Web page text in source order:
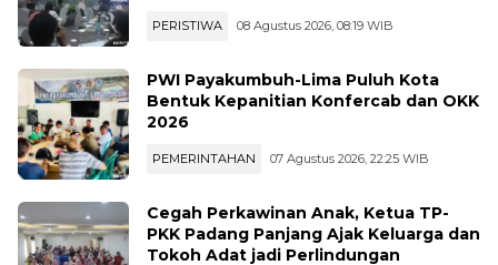
PERISTIWA 08 Agustus 2026, 08:19 WIB
PWI Payakumbuh-Lima Puluh Kota
Bentuk Kepanitian Konfercab dan OKK
2026
PEMERINTAHAN 07 Agustus 2026, 22:25 WIB
Cegah Perkawinan Anak, Ketua TP-
PKK Padang Panjang Ajak Keluarga dan
Tokoh Adat jadi Perlindungan